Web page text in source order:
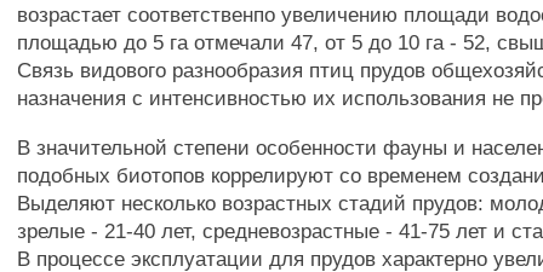
возрастает соответственпо увеличению площади
площадью до 5 га отмечали 47, от 5 до 10 га - 52,
Связь видового разнообразия птиц прудов
назначения с интенсивностью их использования не
В значительной степени особенности фауны и
подобных биотопов коррелируют со временем
Выделяют несколько возрастных стадий прудов:
зрелые - 21-40 лет, средневозрастные - 41-75 лет и
В процессе эксплуатации для прудов характерно